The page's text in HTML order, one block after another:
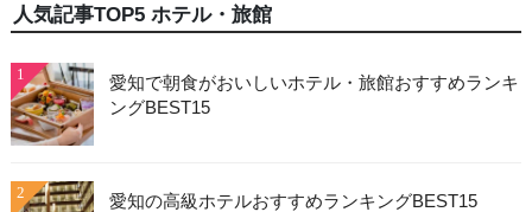
人気記事TOP5 ホテル・旅館
1
愛知で朝食がおいしいホテル・旅館おすすめランキ
ングBEST15
2 愛知の高級ホテルおすすめランキングBEST15